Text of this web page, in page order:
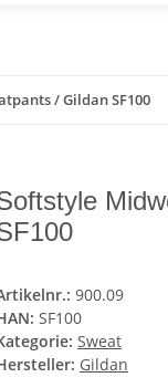
/ Gildan SF100
900.09
SF100
Sweat
Gildan